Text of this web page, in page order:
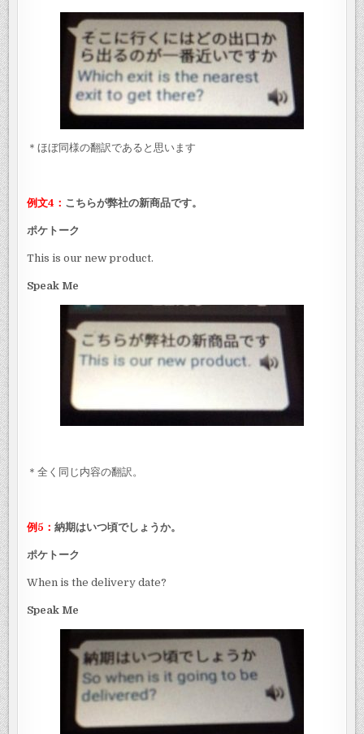
＊ほぼ同様の翻訳であると思います
例文4： こちらが弊社の新商品です。
ポケトーク
This is our new product.
Speak Me
＊全く同じ内容の翻訳。
例5：納期はいつ頃でしょうか。
ポケトーク
When is the delivery date?
Speak Me